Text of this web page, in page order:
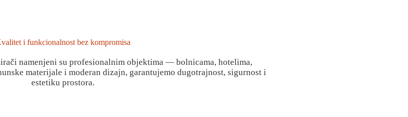
i funkcionalnost bez kompromisa
namenjeni su profesionalnim objektima — bolnicama, hotelima,
materijale i moderan dizajn, garantujemo dugotrajnost, sigurnost i
estetiku prostora.